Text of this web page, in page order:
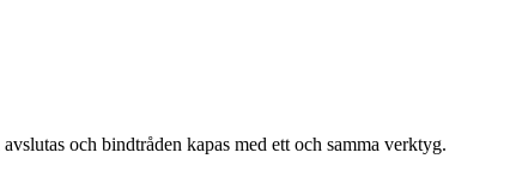
och bindtråden kapas med ett och samma verktyg.